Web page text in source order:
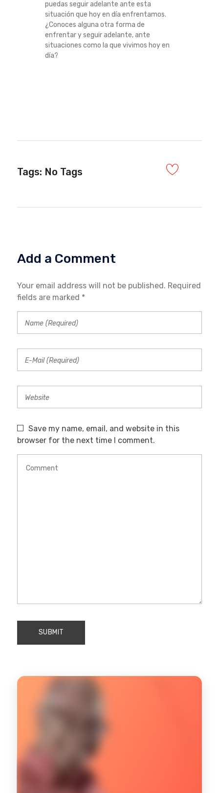
puedas seguir adelante ante esta
situación que hoy en día enfrentamos.
¿Conoces alguna otra forma de
enfrentar y seguir adelante, ante
situaciones como la que vivimos hoy en
día?
Tags: No Tags
Add a Comment
Your email address will not be published. Required
fields are marked *
Save my name, email, and website in this
browser for the next time I comment.